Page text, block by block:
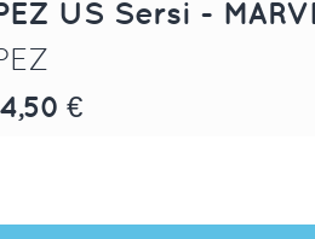
US Sersi -
4,50 €